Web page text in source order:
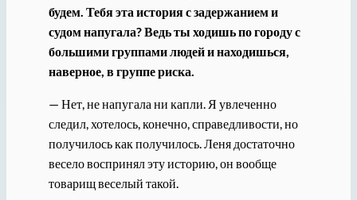
будем. Тебя эта история с задержанием и
судом напугала? Ведь ты ходишь по городу с
большими группами людей и находишься,
наверное, в группе риска.
— Нет, не напугала ни капли. Я увлеченно
следил, хотелось, конечно, справедливости, но
получилось как получилось. Леня достаточно
весело воспринял эту историю, он вообще
товарищ веселый такой.